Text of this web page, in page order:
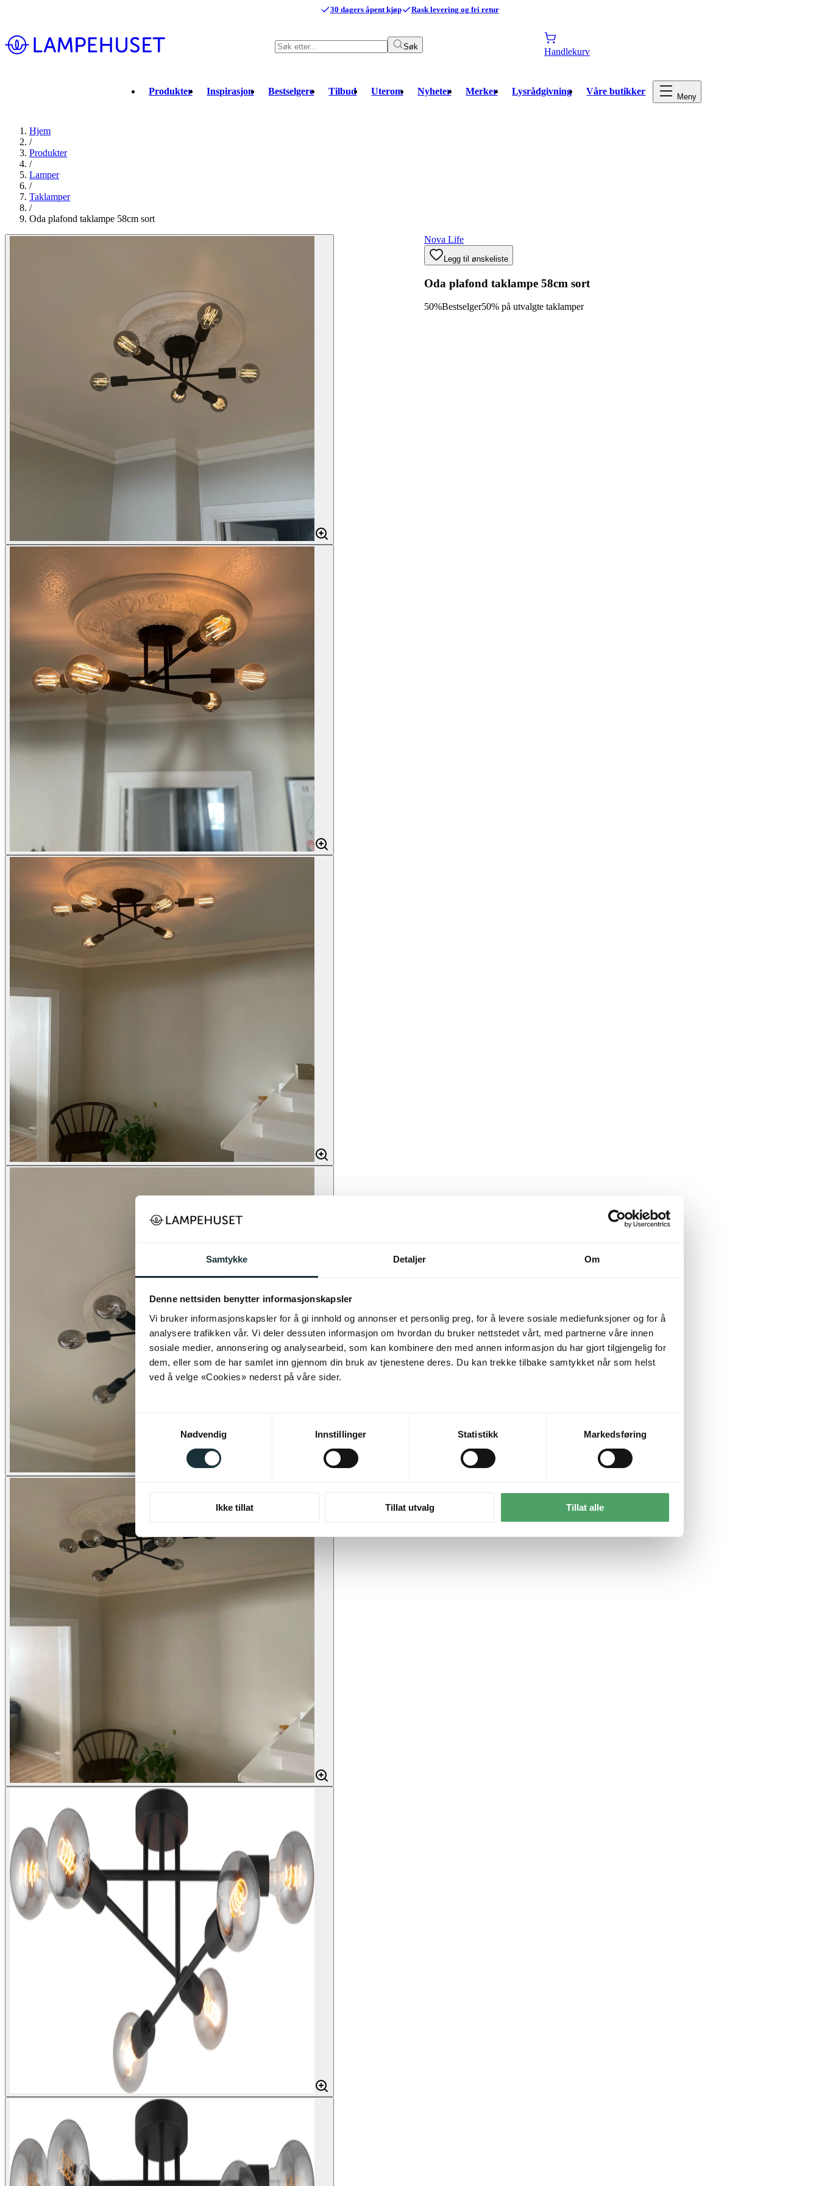
Samtykke Detaljer Om
Denne nettsiden benytter informasjonskapsler
Vi bruker informasjonskapsler for å gi innhold og annonser et personlig preg, for å levere sosiale mediefunksjoner og for å
analysere trafikken vår. Vi deler dessuten informasjon om hvordan du bruker nettstedet vårt, med partnerne våre innen
sosiale medier, annonsering og analysearbeid, som kan kombinere den med annen informasjon du har gjort tilgjengelig for
dem, eller som de har samlet inn gjennom din bruk av tjenestene deres. Du kan trekke tilbake samtykket når som helst
ved å velge «Cookies» nederst på våre sider.
Nødvendig
Innstillinger Statistikk Markedsføring
Ikke tillat Tillat utvalg Tillat alle
30 dagers åpent kjøp Rask levering og fri retur
Søk Handlekurv
Produkter Inspirasjon Bestselgere Tilbud Uterom Nyheter Merker Lysrådgivning Våre butikker Meny
Hjem
/
Produkter
/
Lamper
/
Taklamper
/
Oda plafond taklampe 58cm sort
Nova Life
Legg til ønskeliste
Oda plafond taklampe 58cm sort
50%Bestselger50% på utvalgte taklamper